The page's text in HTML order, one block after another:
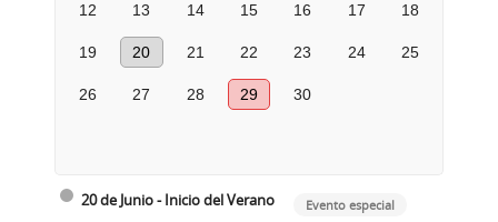
12 13 14 15 16 17 18
19 20 21 22 23 24 25
26 27 28 29 30
20 de Junio - Inicio del Verano Evento especial